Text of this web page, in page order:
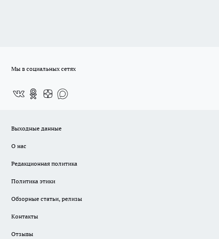
Мы в социальных сетях
Выходные данные
О нас
Редакционная политика
Политика этики
Обзорные статьи, релизы
Контакты
Отзывы